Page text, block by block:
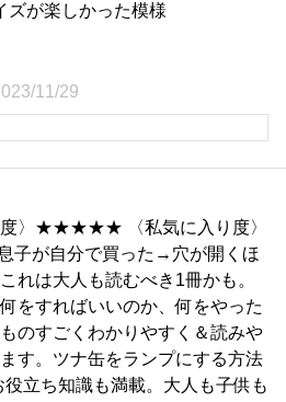
ズが楽しかった模様
11/29
度〉★★★★★ 〈私気に入り度〉
が自分で買った→穴が開くほ
れは大人も読むべき1冊かも。
をすればいいのか、何をやった
のすごくわかりやすく＆読みや
す。ツナ缶をランプにする方法
立ち知識も満載。大人も子供も